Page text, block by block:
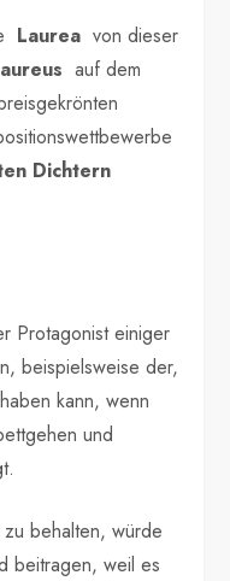
Laurea von dieser
auf dem
Dichtern
Protagonist einiger
beispielsweise der,
kann, wenn
und
behalten, würde
beitragen, weil es